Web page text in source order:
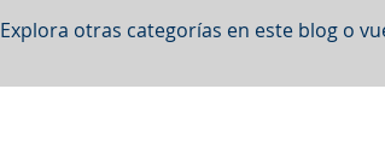
Explora otras categorías en este blog o